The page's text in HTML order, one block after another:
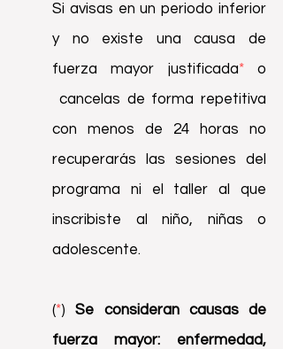
Si avisas en un periodo inferior
y no existe una causa de
fuerza mayor justificada*o
cancelas de forma repetitiva
con menos de 24 horas no
recuperarás las sesiones del
programa ni el taller al que
inscribiste al niño, niñas o
adolescente.
(*)Se consideran causas de
fuerza mayor: enfermedad,